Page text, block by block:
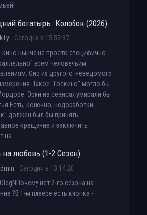
богатырь. Колобок (2026)
Сегодня в 15:55:37
кино нынче не просто специфично.
всем человечьим
Оно из другого, неведомого
Такое "Госкино" могло бы
Орки на сеансах умирали бы
конечно, недоработки.
должен был бы принять
крещение и заключить
на ......... .
на любовь (1-2 Сезон)
Сегодня в 13:14:20
OlegNПочему нет 2-го сезона на
?В 1-м плеере есть кнопка -